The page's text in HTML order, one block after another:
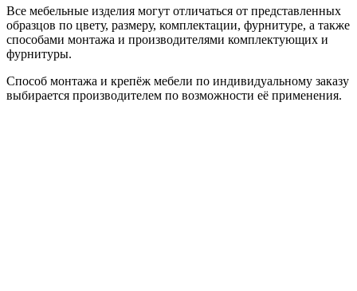
Все мебельные изделия могут отличаться от представленных
образцов по цвету, размеру, комплектации, фурнитуре, а также
способами монтажа и производителями комплектующих и
фурнитуры.
Способ монтажа и крепёж мебели по индивидуальному заказу
выбирается производителем по возможности её применения.